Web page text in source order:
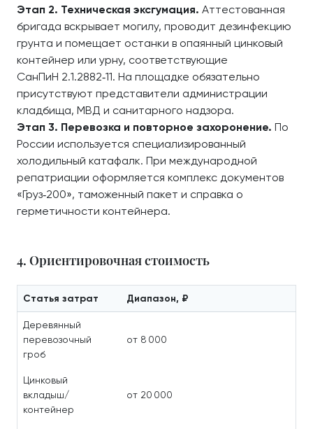
Этап 2. Техническая эксгумация. Аттестованная
бригада вскрывает могилу, проводит дезинфекцию
грунта и помещает останки в опаянный цинковый
контейнер или урну, соответствующие
СанПиН 2.1.2882‑11. На площадке обязательно
присутствуют представители администрации
кладбища, МВД и санитарного надзора.
Этап 3. Перевозка и повторное захоронение. По
России используется специализированный
холодильный катафалк. При международной
репатриации оформляется комплекс документов
«Груз‑200», таможенный пакет и справка о
герметичности контейнера.
4. Ориентировочная стоимость
Статья затрат Диапазон, ₽
Деревянный
перевозочный
гроб
от 8 000
Цинковый
вкладыш/
контейнер
от 20 000